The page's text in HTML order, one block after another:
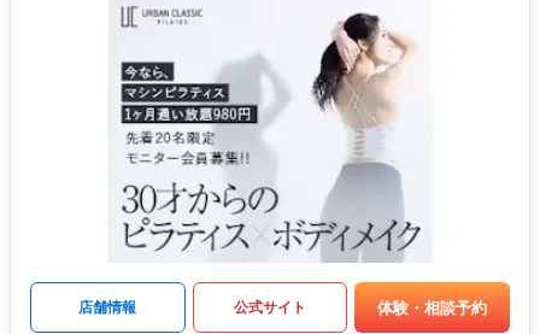
店舗情報 公式サイト 体験・相談予約